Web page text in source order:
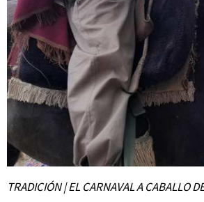
TRADICIÓN | EL CARNAVAL A CABALLO